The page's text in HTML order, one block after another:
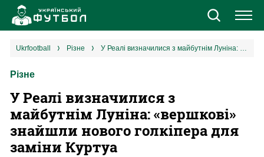
Новини
Єврокубки
УПЛ
ukrfootball різне У Реалі визначилися з майбутнім Луніна: «вершкові» знайшли нового голкіпера для заміни Куртуа
Різне
У Реалі визначилися з
майбутнім Луніна: «вершкові»
знайшли нового голкіпера для
заміни Куртуа